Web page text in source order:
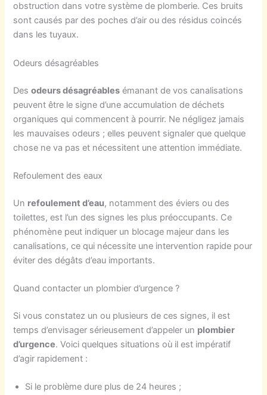
obstruction dans votre système de plomberie. Ces bruits
sont causés par des poches d’air ou des résidus coincés
dans les tuyaux.
Odeurs désagréables
Desodeurs désagréables émanant de vos canalisations
peuvent être le signe d’une accumulation de déchets
organiques qui commencent à pourrir. Ne négligez jamais
les mauvaises odeurs ; elles peuvent signaler que quelque
chose ne va pas et nécessitent une attention immédiate.
Refoulement des eaux
Un refoulement d’eau, notamment des éviers ou des
toilettes, est l’un des signes les plus préoccupants. Ce
phénomène peut indiquer un blocage majeur dans les
canalisations, ce qui nécessite une intervention rapide pour
éviter des dégâts d’eau importants.
Quand contacter un plombier d’urgence ?
Si vous constatez un ou plusieurs de ces signes, il est
temps d’envisager sérieusement d’appeler un plombier
d’urgence. Voici quelques situations où il est impératif
d’agir rapidement :
Si le problème dure plus de 24 heures ;